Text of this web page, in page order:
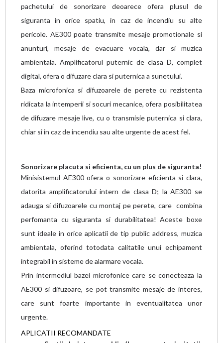
pachetului de sonorizare deoarece ofera plusul de
siguranta in orice spatiu, in caz de incendiu su alte
pericole. AE300 poate transmite mesaje promotionale si
anunturi, mesaje de evacuare vocala, dar si muzica
ambientala. Amplificatorul puternic de clasa D, complet
digital, ofera o difuzare clara si puternica a sunetului.
Baza microfonica si difuzoarele de perete cu rezistenta
ridicata la intemperii si socuri mecanice, ofera posibilitatea
de difuzare mesaje live, cu o transmisie puternica si clara,
chiar si in caz de incendiu sau alte urgente de acest fel.
Sonorizare placuta si eficienta, cu un plus de siguranta!
Minisistemul AE300 ofera o sonorizare eficienta si clara,
datorita amplificatorului intern de clasa D; la AE300 se
adauga si difuzoarele cu montaj pe perete, care combina
perfomanta cu siguranta si durabilitatea! Aceste boxe
sunt ideale in orice aplicatii de tip public address, muzica
ambientala, oferind totodata calitatile unui echipament
integrabil in sisteme de alarmare vocala.
Prin intermediul bazei microfonice care se conecteaza la
AE300 si difuzoare, se pot transmite mesaje de interes,
care sunt foarte importante in eventualitatea unor
urgente.
APLICATII RECOMANDATE